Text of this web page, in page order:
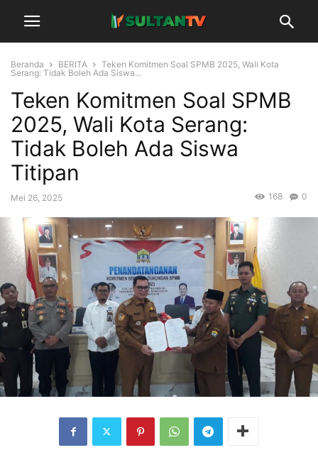
Beranda BERITA
Teken Komitmen Soal SPMB 2025, Wali Kota
Serang: Tidak Boleh Ada Siswa...
Teken Komitmen Soal SPMB
2025, Wali Kota Serang:
Tidak Boleh Ada Siswa
Titipan
Mei 26, 2025 0
168